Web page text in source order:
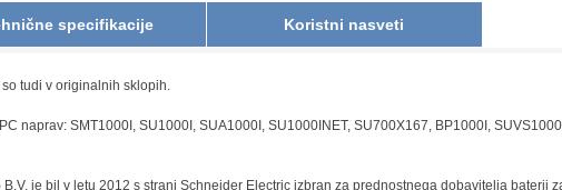
specifikacije Koristni nasveti
tudi v originalnih sklopih.
naprav: SMT1000I, SU1000I, SUA1000I, SU1000INET, SU700X167, BP1000I,
je bil v letu 2012 s strani Schneider Electric izbran za prednostnega dobavitelja baterij